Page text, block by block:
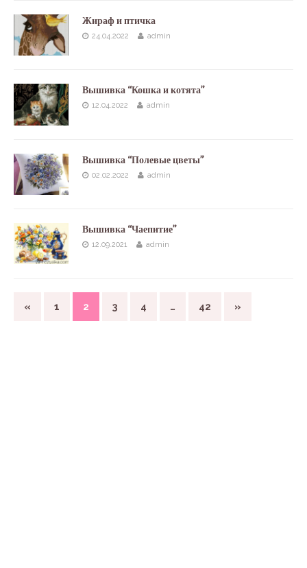
Жираф и птичка
24.04.2022 admin
Вышивка “Кошка и котята”
12.04.2022 admin
Вышивка “Полевые цветы”
02.02.2022 admin
Вышивка “Чаепитие”
12.09.2021 admin
« 1 2 3 4 … 42 »